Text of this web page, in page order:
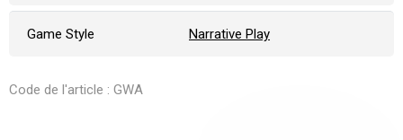
Game Style Narrative Play
Code de l'article : GWA